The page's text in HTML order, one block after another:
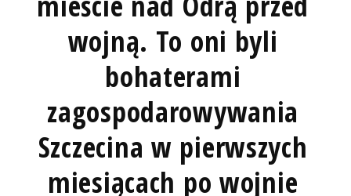
wojną. To oni byli
bohaterami
zagospodarowywania
Szczecina w pierwszych
miesiącach po wojnie